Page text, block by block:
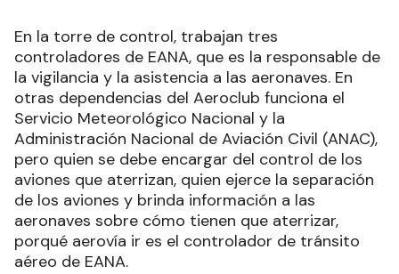
En la torre de control, trabajan tres
controladores de EANA, que es la responsable de
la vigilancia y la asistencia a las aeronaves. En
otras dependencias del Aeroclub funciona el
Servicio Meteorológico Nacional y la
Administración Nacional de Aviación Civil (ANAC),
pero quien se debe encargar del control de los
aviones que aterrizan, quien ejerce la separación
de los aviones y brinda información a las
aeronaves sobre cómo tienen que aterrizar,
porqué aerovía ir es el controlador de tránsito
aéreo de EANA.